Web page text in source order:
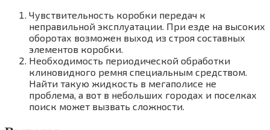
Чувствительность коробки передач к
неправильной эксплуатации. При езде на высоких
оборотах возможен выход из строя составных
элементов коробки.
Необходимость периодической обработки
клиновидного ремня специальным средством.
Найти такую жидкость в мегаполисе не
проблема, а вот в небольших городах и поселках
поиск может вызвать сложности.